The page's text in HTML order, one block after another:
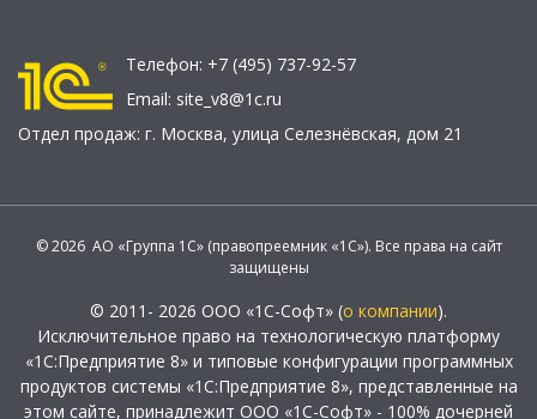
Телефон: +7 (495) 737-92-57
Email: site_v8@1c.ru
Отдел продаж: г. Москва, улица Селезнёвская, дом 21
© 2026 АО «Группа 1С» (правопреемник «1С»). Все права на сайт
защищены
© 2011- 2026 ООО «1С-Софт» (о компании).
Исключительное право на технологическую платформу
«1С:Предприятие 8» и типовые конфигурации программных
продуктов системы «1С:Предприятие 8», представленные на
этом сайте, принадлежит ООО «1С-Софт» - 100% дочерней